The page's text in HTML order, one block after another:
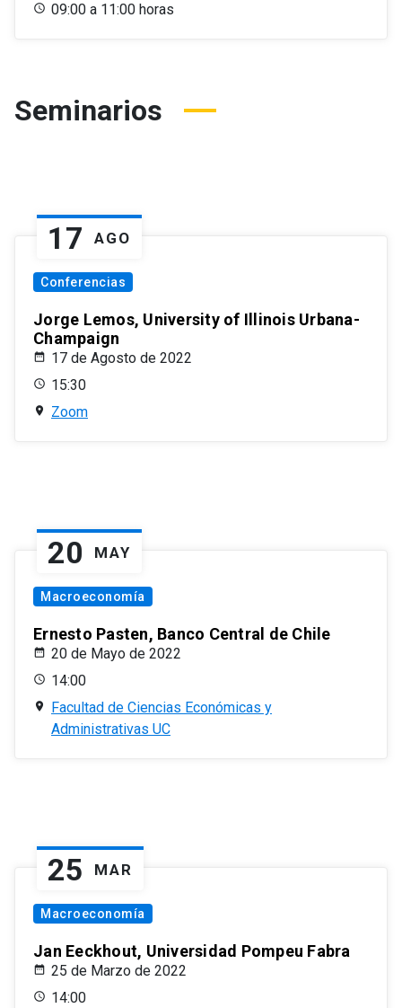
09:00 a 11:00 horas
Seminarios
17 AGO
Conferencias
Jorge Lemos, University of Illinois Urbana-
Champaign
17 de Agosto de 2022
15:30
Zoom
20 MAY
Macroeconomía
Ernesto Pasten, Banco Central de Chile
20 de Mayo de 2022
14:00
Facultad de Ciencias Económicas y
Administrativas UC
25 MAR
Macroeconomía
Jan Eeckhout, Universidad Pompeu Fabra
25 de Marzo de 2022
14:00